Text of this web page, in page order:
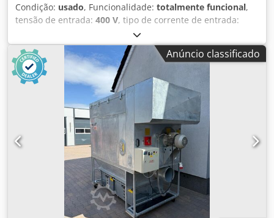
Condição: usado, Funcionalidade: totalmente funcional,
tensão de entrada: 400 V, tipo de corrente de entrada:
, capacidade de sucção:
coletor de admissão:250 mm, Sistema de extração de pó,
aspirador de aparas, filtro autolimpante pneumático de
vácuo Alko Mobil JET 250 O filtro é limpo pneumaticamente
através de impulsos de ar comprimido durante o
funcionamento, garantindo alta eficiência do
equipamento. O ventilador está localizado no lado limpo, o
que minimiza o risco de explosão. Ideal para máquinas de
lixar de banda larga e para todos os tipos de pó seco em
diferentes processos tecnológicos. Ventilador com potência
de 6,5 kW Vazão de 4900 m³/h Vácuo de 2740 Pa Diâmetro
da conexão de 250 mm Retorno de ar Dcodpfx Adjzlcxqsyjk
N.º de referência no armazém: 0904
Anúncio classificado